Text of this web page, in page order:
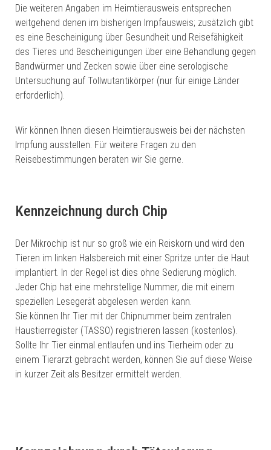
Die weiteren Angaben im Heimtierausweis entsprechen
weitgehend denen im bisherigen Impfausweis; zusätzlich gibt
es eine Bescheinigung über Gesundheit und Reisefähigkeit
des Tieres und Bescheinigungen über eine Behandlung gegen
Bandwürmer und Zecken sowie über eine serologische
Untersuchung auf Tollwutantikörper (nur für einige Länder
erforderlich).
Wir können Ihnen diesen Heimtierausweis bei der nächsten
Impfung ausstellen. Für weitere Fragen zu den
Reisebestimmungen beraten wir Sie gerne.
Kennzeichnung durch Chip
Der Mikrochip ist nur so groß wie ein Reiskorn und wird den
Tieren im linken Halsbereich mit einer Spritze unter die Haut
implantiert. In der Regel ist dies ohne Sedierung möglich.
Jeder Chip hat eine mehrstellige Nummer, die mit einem
speziellen Lesegerät abgelesen werden kann.
Sie können Ihr Tier mit der Chipnummer beim zentralen
Haustierregister (TASSO) registrieren lassen (kostenlos).
Sollte Ihr Tier einmal entlaufen und ins Tierheim oder zu
einem Tierarzt gebracht werden, können Sie auf diese Weise
in kurzer Zeit als Besitzer ermittelt werden.